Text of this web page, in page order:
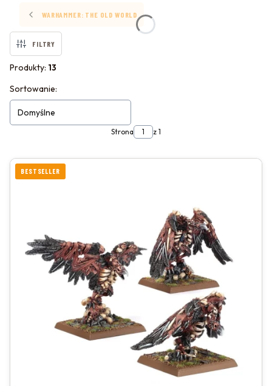
WARHAMMER: THE OLD WORLD
FILTRY
Produkty: 13
LISTA PRODUKTÓW
Sortowanie:
Domyślne
Strona z 1
BESTSELLER